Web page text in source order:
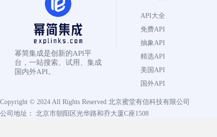
幂简集成是创新的API平
台，一站搜索、试用、集成
国内外API。
API大全
免费API
抽象API
精选API
美国API
国外API
Copyright © 2024 All Rights Reserved 北京蜜堂有信科技有限公司
公司地址： 北京市朝阳区光华路和乔大厦C座1508